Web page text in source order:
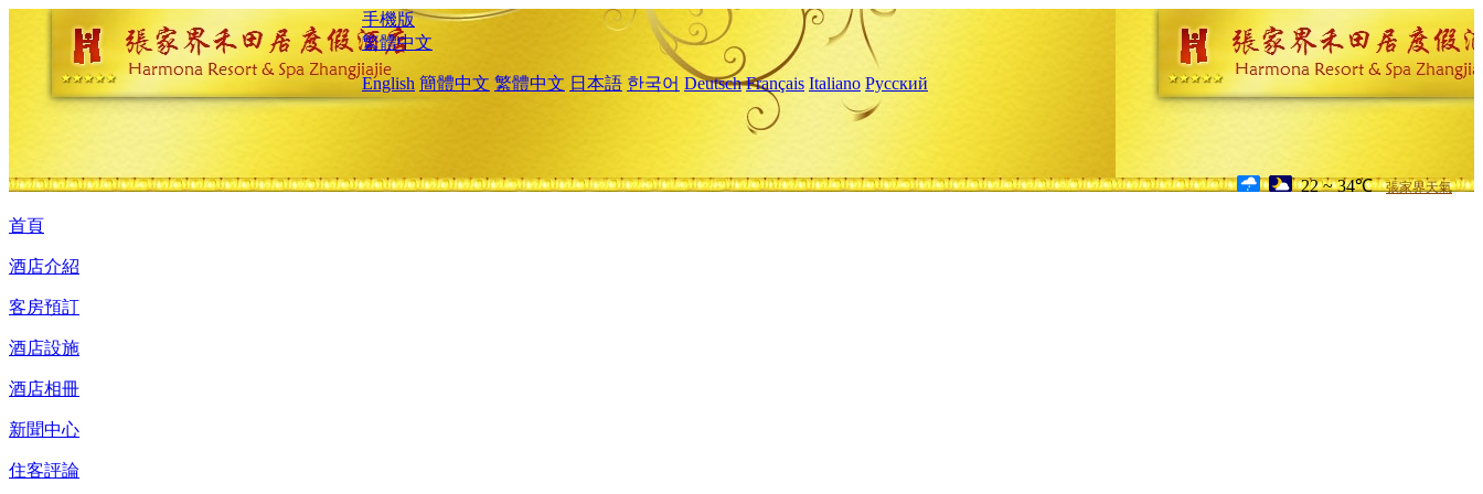
手機版
繁體中文
English 簡體中文 繁體中文 日本語 한국어 Deutsch Français Italiano Русский
22 ~ 34℃ 張家界天氣
首頁
酒店介紹
客房預訂
酒店設施
酒店相冊
新聞中心
住客評論